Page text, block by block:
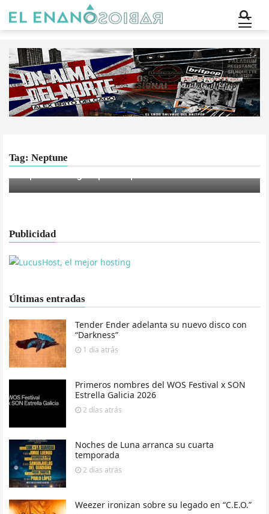
Tag: Neptune
INTERNACIONAL
Publicidad
Últimas entradas
Tender Ender adelanta su nuevo disco con
“Darkness”
1 día atrás
Primeros nombres del WOS Festival x SON
Estrella Galicia 2026
2 días atrás
Noches de Luna arranca su cuarta
temporada
2 días atrás
Weezer ironizan sobre su legado en “C.E.O.”